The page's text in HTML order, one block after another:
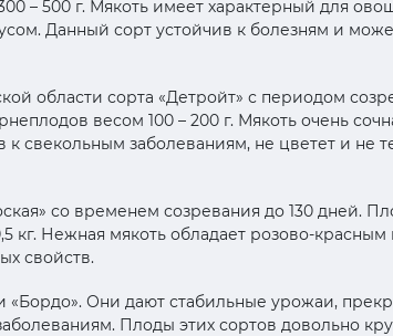
– 500 г. Мякоть имеет характерный для
Данный сорт устойчив к болезням и
области сорта «Детройт» с периодом
весом 100 – 200 г. Мякоть очень
свекольным заболеваниям, не цветет и не
со временем созревания до 130 дней.
Нежная мякоть обладает розово-красным
свойств.
Они дают стабильные урожаи,
Плоды этих сортов довольно